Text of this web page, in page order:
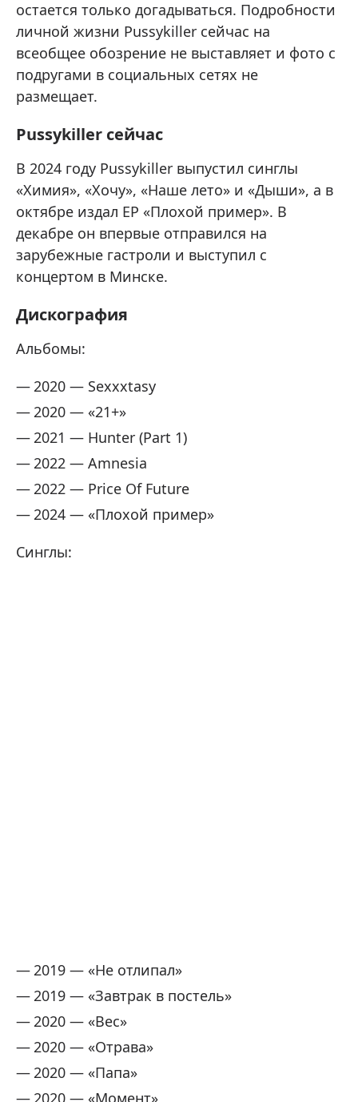
остается только догадываться. Подробности
личной жизни Pussykiller сейчас на
всеобщее обозрение не выставляет и фото с
подругами в социальных сетях не
размещает.
Pussykiller сейчас
В 2024 году Pussykiller выпустил синглы
«Химия», «Хочу», «Наше лето» и «Дыши», а в
октябре издал EP «Плохой пример». В
декабре он впервые отправился на
зарубежные гастроли и выступил с
концертом в Минске.
Дискография
Альбомы:
2020 — Sexxxtasy
2020 — «21+»
2021 — Hunter (Part 1)
2022 — Amnesia
2022 — Price Of Future
2024 — «Плохой пример»
Синглы:
2019 — «Не отлипал»
2019 — «Завтрак в постель»
2020 — «Вес»
2020 — «Отрава»
2020 — «Папа»
2020 — «Момент»